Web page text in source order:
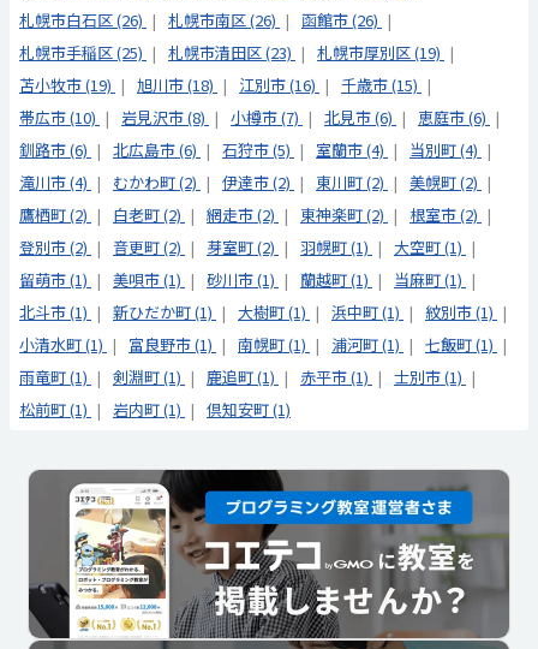
札幌市白石区 (26)
札幌市南区 (26)
函館市 (26)
札幌市手稲区 (25)
札幌市清田区 (23)
札幌市厚別区 (19)
苫小牧市 (19)
旭川市 (18) 江別市 (16)
千歳市 (15)
帯広市 (10)
岩見沢市 (8) 小樽市 (7) 北見市 (6)
恵庭市 (6)
釧路市 (6)
北広島市 (6) 石狩市 (5) 室蘭市 (4)
当別町 (4)
滝川市 (4)
むかわ町 (2) 伊達市 (2) 東川町 (2)
美幌町 (2)
鷹栖町 (2)
白老町 (2) 網走市 (2) 東神楽町 (2)
根室市 (2)
登別市 (2)
音更町 (2) 芽室町 (2) 羽幌町 (1)
大空町 (1)
留萌市 (1)
美唄市 (1) 砂川市 (1) 蘭越町 (1)
当麻町 (1)
北斗市 (1)
新ひだか町 (1) 大樹町 (1) 浜中町 (1)
紋別市 (1)
小清水町 (1)
富良野市 (1) 南幌町 (1) 浦河町 (1)
七飯町 (1)
雨竜町 (1)
剣淵町 (1) 鹿追町 (1) 赤平市 (1)
士別市 (1)
松前町 (1)
岩内町 (1) 倶知安町 (1)